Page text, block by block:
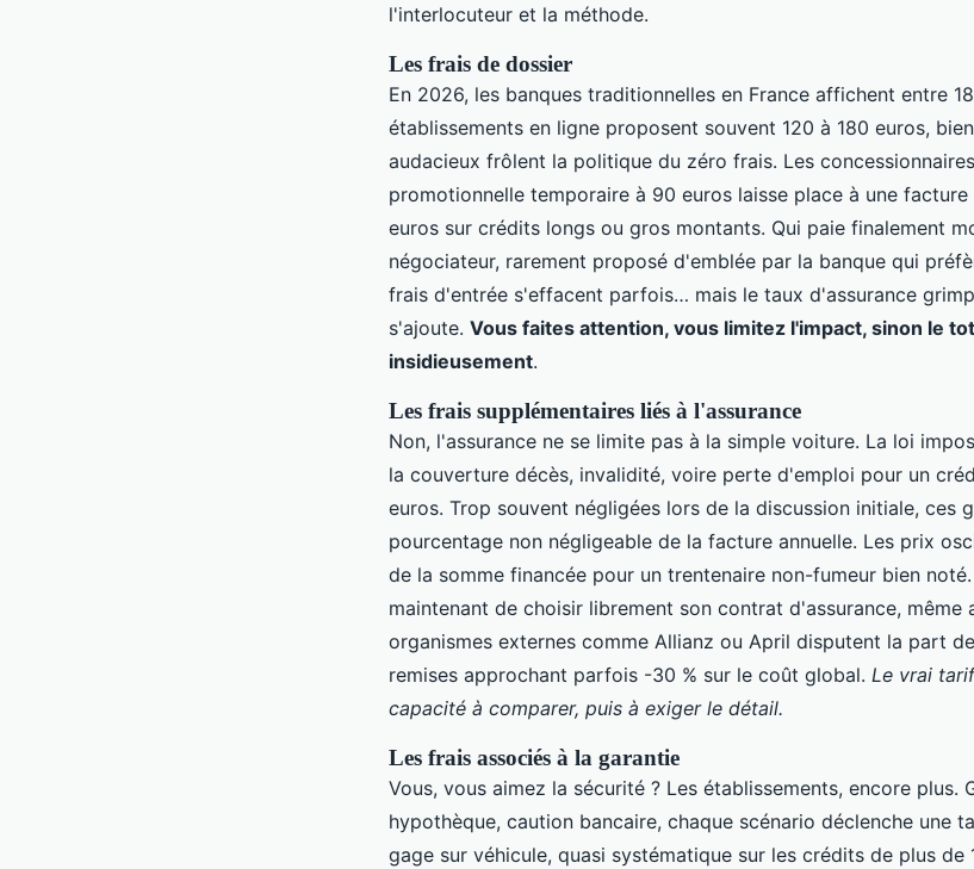
l'interlocuteur et la méthode.
Les frais de dossier
En 2026, les banques traditionnelles en France affichent entre
établissements en ligne proposent souvent 120 à 180 euros,
audacieux frôlent la politique du zéro frais. Les
promotionnelle temporaire à 90 euros laisse place à une
euros sur crédits longs ou gros montants. Qui paie finalement
négociateur, rarement proposé d'emblée par la banque qui
frais d'entrée s'effacent parfois… mais le taux d'assurance
s'ajoute. Vous faites attention, vous limitez l'impact, sinon le
insidieusement.
Les frais supplémentaires liés à l'assurance
Non, l'assurance ne se limite pas à la simple voiture. La loi
la couverture décès, invalidité, voire perte d'emploi pour un
euros. Trop souvent négligées lors de la discussion initiale, ces
pourcentage non négligeable de la facture annuelle. Les prix
de la somme financée pour un trentenaire non-fumeur bien
maintenant de choisir librement son contrat d'assurance, même
organismes externes comme Allianz ou April disputent la part
remises approchant parfois -30 % sur le coût global. Le vrai
capacité à comparer, puis à exiger le détail.
Les frais associés à la garantie
Vous, vous aimez la sécurité ? Les établissements, encore plus.
hypothèque, caution bancaire, chaque scénario déclenche une
gage sur véhicule, quasi systématique sur les crédits de plus